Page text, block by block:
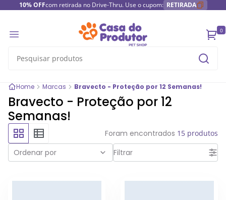
10% OFFcom retirada no Drive-Thru. Use o cupom: RETIRADA
0
Home Marcas Bravecto - Proteção por 12 Semanas!
Bravecto - Proteção por 12
Semanas!
Foram encontrados 15 produtos
Filtrar
Ordenar por